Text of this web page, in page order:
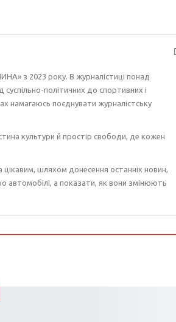
з 2023 року. В журналістиці понад
суспільно-політичних до спортивних і
намагаюсь поєднувати журналістську
культури й простір свободи, де кожен
шляхом донесення останніх новин,
автомобілі, а показати, як вони змінюють